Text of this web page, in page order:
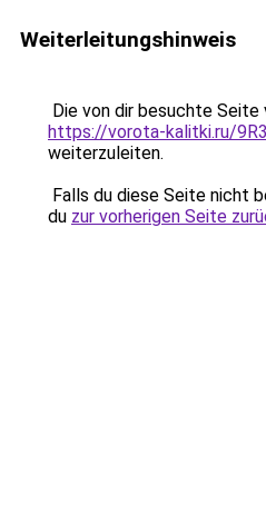
Weiterleitungshinweis
Die von dir besuchte Seite
https://vorota-kalitki.ru/
weiterzuleiten.
Falls du diese Seite nicht
du zur vorherigen Seite